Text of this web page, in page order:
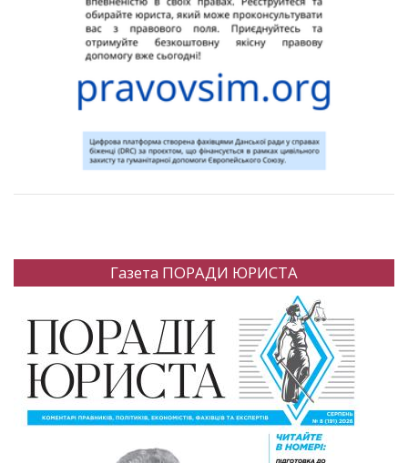
Газета ПОРАДИ ЮРИСТА